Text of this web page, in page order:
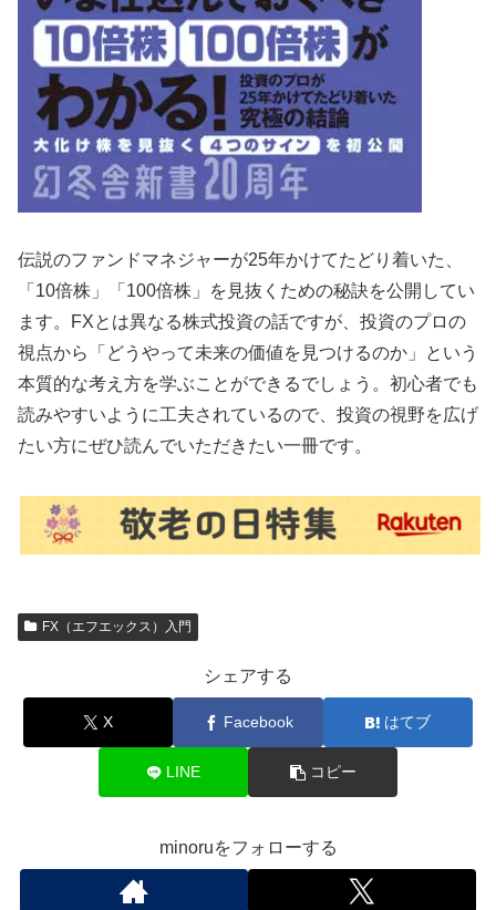
伝説のファンドマネジャーが25年かけてたどり着いた、
「10倍株」「100倍株」を見抜くための秘訣を公開してい
ます。FXとは異なる株式投資の話ですが、投資のプロの
視点から「どうやって未来の価値を見つけるのか」という
本質的な考え方を学ぶことができるでしょう。初心者でも
読みやすいように工夫されているので、投資の視野を広げ
たい方にぜひ読んでいただきたい一冊です。
FX（エフエックス）入門
シェアする
X Facebook はてブ
LINE コピー
minoruをフォローする